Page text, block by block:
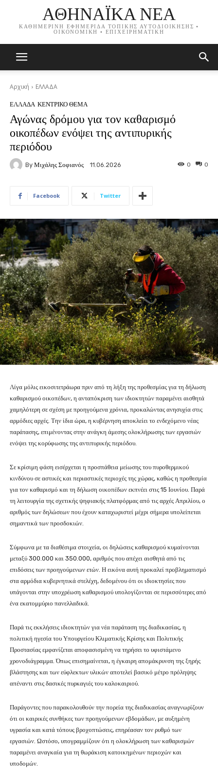
ΑΘΗΝΑΪΚΑ ΝΕΑ
ΚΑΘΗΜΕΡΙΝΗ ΕΦΗΜΕΡΙΔΑ ΤΟΠΙΚΗΣ ΑΥΤΟΔΙΟΙΚΗΣΗΣ •
ΟΙΚΟΝΟΜΙΚΗ • ΕΠΙΧΕΙΡΗΜΑΤΙΚΗ
Αρχική ΕΛΛΑΔΑ
ΕΛΛΑΔΑ ΚΕΝΤΡΙΚΟ ΘΕΜΑ
Αγώνας δρόμου για τον καθαρισμό
οικοπέδων ενόψει της αντιπυρικής
περιόδου
By Μιχάλης Σοφιανός 11.06.2026 0
0
Facebook Twitter
Λίγα μόλις εικοσιτετράωρα πριν από τη λήξη της προθεσμίας για τη δήλωση
καθαρισμού οικοπέδων, η ανταπόκριση των ιδιοκτητών παραμένει αισθητά
χαμηλότερη σε σχέση με προηγούμενα χρόνια, προκαλώντας ανησυχία στις
αρμόδιες αρχές. Την ίδια ώρα, η κυβέρνηση αποκλείει το ενδεχόμενο νέας
παράτασης, επιμένοντας στην ανάγκη άμεσης ολοκλήρωσης των εργασιών
ενόψει της κορύφωσης της αντιπυρικής περιόδου.
Σε κρίσιμη φάση εισέρχεται η προσπάθεια μείωσης του πυροθερμικού
κινδύνου σε αστικές και περιαστικές περιοχές της χώρας, καθώς η προθεσμία
για τον καθαρισμό και τη δήλωση οικοπέδων εκπνέει στις 15 Ιουνίου. Παρά
τη λειτουργία της σχετικής ψηφιακής πλατφόρμας από τις αρχές Απριλίου, ο
αριθμός των δηλώσεων που έχουν καταχωριστεί μέχρι σήμερα υπολείπεται
σημαντικά των προσδοκιών.
Σύμφωνα με τα διαθέσιμα στοιχεία, οι δηλώσεις καθαρισμού κυμαίνονται
μεταξύ 300.000 και 350.000, αριθμός που απέχει αισθητά από τις
επιδόσεις των προηγούμενων ετών. Η εικόνα αυτή προκαλεί προβληματισμό
στα αρμόδια κυβερνητικά στελέχη, δεδομένου ότι οι ιδιοκτησίες που
υπάγονται στην υποχρέωση καθαρισμού υπολογίζονται σε περισσότερες από
ένα εκατομμύριο πανελλαδικά.
Παρά τις εκκλήσεις ιδιοκτητών για νέα παράταση της διαδικασίας, η
πολιτική ηγεσία του Υπουργείου Κλιματικής Κρίσης και Πολιτικής
Προστασίας εμφανίζεται αποφασισμένη να τηρήσει το υφιστάμενο
χρονοδιάγραμμα. Όπως επισημαίνεται, η έγκαιρη απομάκρυνση της ξηρής
βλάστησης και των εύφλεκτων υλικών αποτελεί βασικό μέτρο πρόληψης
απέναντι στις δασικές πυρκαγιές του καλοκαιριού.
Παράγοντες που παρακολουθούν την πορεία της διαδικασίας αναγνωρίζουν
ότι οι καιρικές συνθήκες των προηγούμενων εβδομάδων, με αυξημένη
υγρασία και κατά τόπους βροχοπτώσεις, επηρέασαν τον ρυθμό των
εργασιών. Ωστόσο, υπογραμμίζουν ότι η ολοκλήρωση των καθαρισμών
παραμένει αναγκαία για τη θωράκιση κατοικημένων περιοχών και
υποδομών.